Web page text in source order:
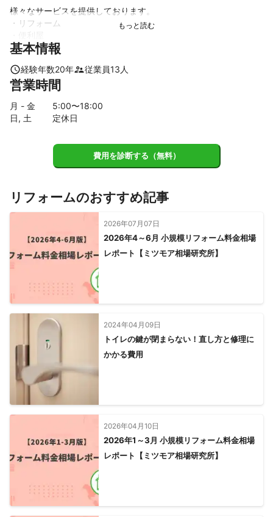
様々なサービスを提供しております。
・リフォーム
・水のトラブル
豊富な経験と知識を活かし、最適な作業を行います。
よろしくお願いいたします。
アピールポイント
よろしくお願い致します
基本情報
経験年数20年 従業員13 人
営業時間
月 - 金 5:00〜18:00
日, 土
定休日
費用を診断する（無料）
リフォームのおすすめ記事
2026年07月07日
2026年4～6月 小規模リフォーム料金相場
レポート【ミツモア相場研究所】
2024年04月09日
トイレの鍵が閉まらない！直し方と修理に
かかる費用
2026年04月10日
2026年1～3月 小規模リフォーム料金相場
レポート【ミツモア相場研究所】